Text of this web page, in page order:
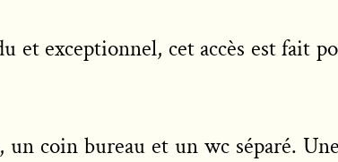
et exceptionnel, cet accès est fait
un coin bureau et un wc séparé.